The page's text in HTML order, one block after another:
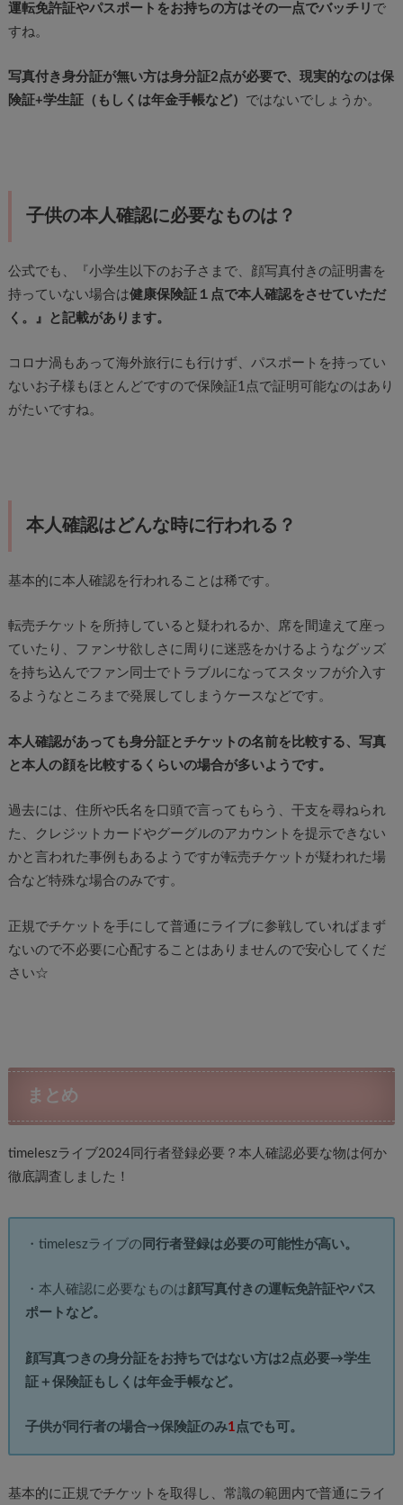
運転免許証やパスポートをお持ちの方はその一点でバッチリ で
すね。
写真付き身分証が無い方は身分証2点が必要で、現実的なのは保
険証+学生証（もしくは年金手帳など） ではないでしょうか。
子供の本人確認に必要なものは？
公式でも、『小学生以下のお子さまで、顔写真付きの証明書を
持っていない場合は健康保険証１点で本人確認をさせていただ
く。』と記載があります。
コロナ渦もあって海外旅行にも行けず、パスポートを持ってい
ないお子様もほとんどですので保険証1点で証明可能なのはあり
がたいですね。
本人確認はどんな時に行われる？
基本的に本人確認を行われることは稀です。
転売チケットを所持していると疑われるか、席を間違えて座っ
ていたり、ファンサ欲しさに周りに迷惑をかけるようなグッズ
を持ち込んでファン同士でトラブルになってスタッフが介入す
るようなところまで発展してしまうケースなどです。
本人確認があっても身分証とチケットの名前を比較する、写真
と本人の顔を比較するくらいの場合が多いようです。
過去には、住所や氏名を口頭で言ってもらう、干支を尋ねられ
た、クレジットカードやグーグルのアカウントを提示できない
かと言われた事例もあるようですが転売チケットが疑われた場
合など特殊な場合のみです。
正規でチケットを手にして普通にライブに参戦していればまず
ないので不必要に心配することはありませんので安心してくだ
さい☆
まとめ
timeleszライブ2024同行者登録必要？本人確認必要な物は何か
徹底調査しました！
・timeleszライブの 同行者登録は必要の可能性が高い。
・本人確認に必要なものは顔写真付きの運転免許証やパス
ポートなど。
顔写真つきの身分証をお持ちではない方は2点必要→学生
証＋保険証もしくは年金手帳など。
子供が同行者の場合→保険証のみ1 点でも可。
基本的に正規でチケットを取得し、常識の範囲内で普通にライ